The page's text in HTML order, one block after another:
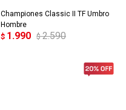
Championes Classic II TF Umbro
Hombre
$ 1.990 $ 2.590